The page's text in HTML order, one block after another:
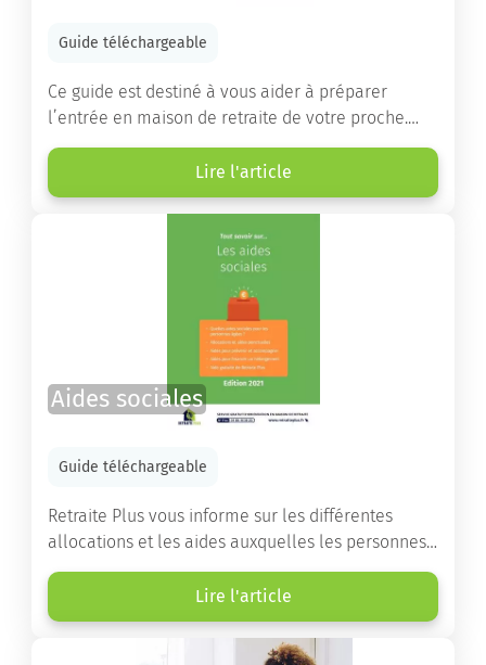
Guide téléchargeable
Ce guide est destiné à vous aider à préparer
l’entrée en maison de retraite de votre proche.
Vous y trouverez un panorama des différents types
d’établissements ainsi que des conseils pratiques
destinés à orienter les familles et à leur faciliter
Lire l'article
Aides sociales
Guide téléchargeable
Retraite Plus vous informe sur les différentes
allocations et les aides auxquelles les personnes
âgées ont droit pour financer un séjour en maison
de retraite ou un maintien à domicile.
Lire l'article